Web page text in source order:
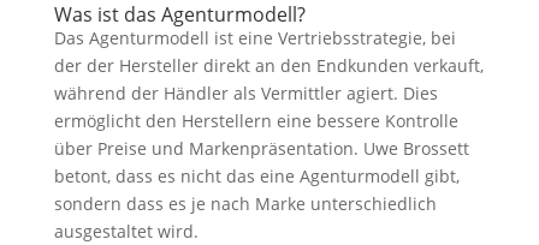
Was ist das Agenturmodell?
Das Agenturmodell ist eine Vertriebsstrategie, bei
der der Hersteller direkt an den Endkunden verkauft,
während der Händler als Vermittler agiert. Dies
ermöglicht den Herstellern eine bessere Kontrolle
über Preise und Markenpräsentation. Uwe Brossett
betont, dass es nicht das eine Agenturmodell gibt,
sondern dass es je nach Marke unterschiedlich
ausgestaltet wird.